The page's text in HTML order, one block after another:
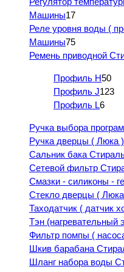
Машины17
Реле уровня воды (
Машины75
Ремень приводной
Профиль H50
Профиль J123
Профиль L6
Ручка выбора
Ручка дверцы ( Люка
Сальник бака
Сетевой фильтр
Смазки - силиконы -
Стекло дверцы (
Таходатчик ( датчик
Тэн
Фильтр помпы (
Шкив барабана
Шланг набора воды